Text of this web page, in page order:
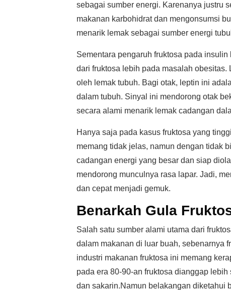
sebagai sumber energi. Karenanya justru
makanan karbohidrat dan mengonsumsi
menarik lemak sebagai sumber energi
Sementara pengaruh fruktosa pada
dari fruktosa lebih pada masalah
oleh lemak tubuh. Bagi otak, leptin ini
dalam tubuh. Sinyal ini mendorong otak
secara alami menarik lemak cadangan
Hanya saja pada kasus fruktosa yang
memang tidak jelas, namun dengan tidak
cadangan energi yang besar dan siap
mendorong munculnya rasa lapar. Jadi,
dan cepat menjadi gemuk.
Benarkah Gula
Salah satu sumber alami utama dari
dalam makanan di luar buah, sebenarnya
industri makanan fruktosa ini memang
pada era 80-90-an fruktosa dianggap
dan sakarin.Namun belakangan diketahui